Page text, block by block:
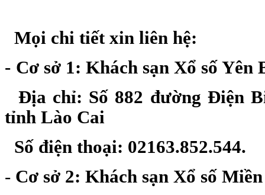
Mọi chi tiết xin liên hệ:
- Cơ sở 1: Khách sạn Xổ số Yên
Địa chỉ: Số 882 đường Điện
tỉnh Lào Cai
Số điện thoại: 02163.852.544.
- Cơ sở 2: Khách sạn Xổ số